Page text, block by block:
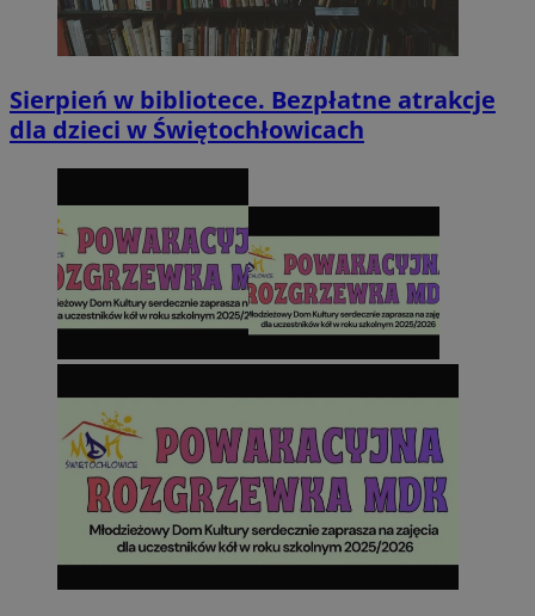
Sierpień w bibliotece. Bezpłatne atrakcje
dla dzieci w Świętochłowicach